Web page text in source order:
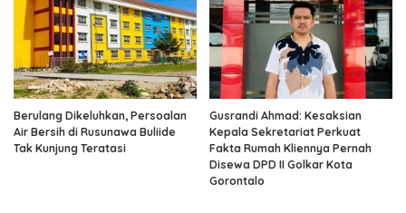
Berulang Dikeluhkan, Persoalan
Air Bersih di Rusunawa Buliide
Tak Kunjung Teratasi
Gusrandi Ahmad: Kesaksian
Kepala Sekretariat Perkuat
Fakta Rumah Kliennya Pernah
Disewa DPD II Golkar Kota
Gorontalo